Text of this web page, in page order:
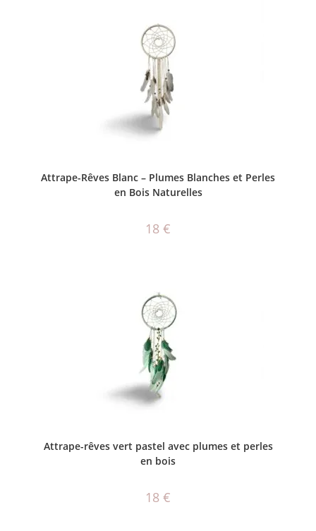
Attrape-Rêves Blanc – Plumes Blanches et Perles
en Bois Naturelles
18 €
Attrape-rêves vert pastel avec plumes et perles
en bois
18 €